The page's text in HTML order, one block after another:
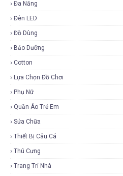
Đa Năng
Đèn LED
Đồ Dùng
Bảo Dưỡng
Cotton
Lựa Chọn Đồ Chơi
Phụ Nữ
Quần Áo Trẻ Em
Sửa Chữa
Thiết Bị Câu Cá
Thú Cưng
Trang Trí Nhà